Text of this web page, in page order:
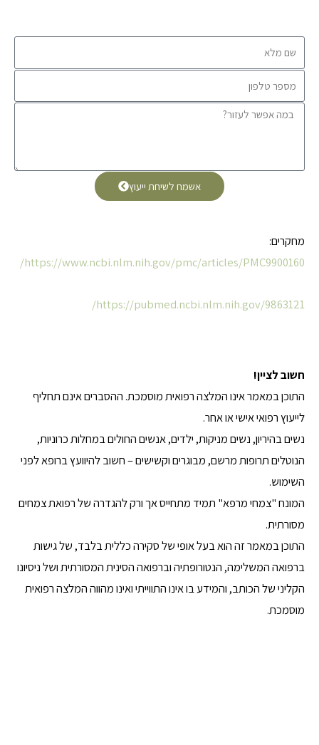
אשמח לשיחת ייעוץ
מחקרים:
https://www.ncbi.nlm.nih.gov/pmc/articles/PMC9900160/
https://pubmed.ncbi.nlm.nih.gov/9863121/
חשוב לציין!
התוכן במאמר אינו המלצה רפואית מוסמכת. ההסברים אינם תחליף
לייעוץ רפואי אישי או אחר.
נשים בהיריון, נשים מניקות, ילדים, אנשים החולים במחלות כרוניות,
הנוטלים תרופות מרשם, מבוגרים וקשישים – חשוב להיוועץ ברופא לפני
השימוש.
המונח "צמחי מרפא" תמיד מתחייס אך ורק להגדרה של רפואת צמחים
מסורתית.
התוכן במאמר זה הוא בעל אופי של סקירה כללית בלבד, של גישות
ברפואה המשלימה, הנטורופתיה וברפואה הסינית המסורתית ושל ניסיונו
הקליני של הכותב, והמידע בו אינו התווייתי ואינו מהווה המלצה רפואית
מוסמכת.